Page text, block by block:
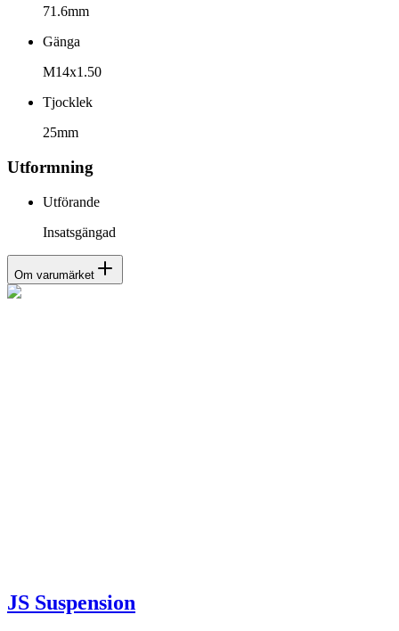
71.6mm
Gänga
M14x1.50
Tjocklek
25mm
Utformning
Utförande
Insatsgängad
Om varumärket
JS Suspension